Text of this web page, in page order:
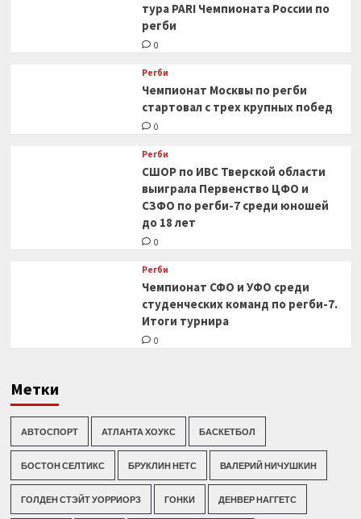
тура PARI Чемпионата России по
регби
0
Регби
Чемпионат Москвы по регби
стартовал с трех крупных побед
0
Регби
СШОР по ИВС Тверской области
выиграла Первенство ЦФО и
СЗФО по регби-7 среди юношей
до 18 лет
0
Регби
Чемпионат СФО и УФО среди
студенческих команд по регби-7.
Итоги турнира
0
Метки
АВТОСПОРТ АТЛАНТА ХОУКС БАСКЕТБОЛ
БОСТОН СЕЛТИКС БРУКЛИН НЕТС ВАЛЕРИЙ НИЧУШКИН
ГОЛДЕН СТЭЙТ УОРРИОРЗ ГОНКИ ДЕНВЕР НАГГЕТС